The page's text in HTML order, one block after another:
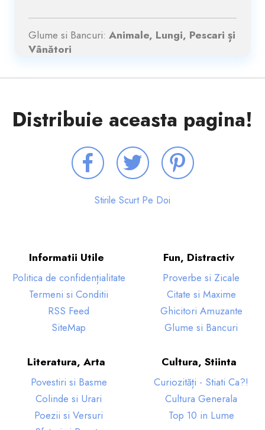
Glume si Bancuri: Animale, Lungi, Pescari și
Vânători
Distribuie aceasta pagina!
Stirile Scurt Pe Doi
Informatii Utile
Politica de confidențialitate
Termeni si Conditii
RSS Feed
SiteMap
Fun, Distractiv
Proverbe si Zicale
Citate si Maxime
Ghicitori Amuzante
Glume si Bancuri
Literatura, Arta
Povestiri si Basme
Colinde si Urari
Poezii si Versuri
Cultura, Stiinta
Curiozități - Stiati Ca?!
Cultura Generala
Top 10 in Lume